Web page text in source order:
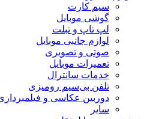
سیم کارت
گوشی موبایل
لپ تاپ و تبلت
لوازم جانبی موبایل
صوتی و تصویری
تعمیرات موبایل
خدمات سانترال
تلفن بی‌سیم رومیزی
دوربین عکاسی و فیلمبرداری
سایر